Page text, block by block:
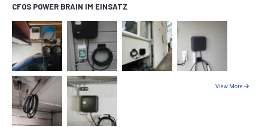
CFOS POWER BRAIN IM EINSATZ
View More